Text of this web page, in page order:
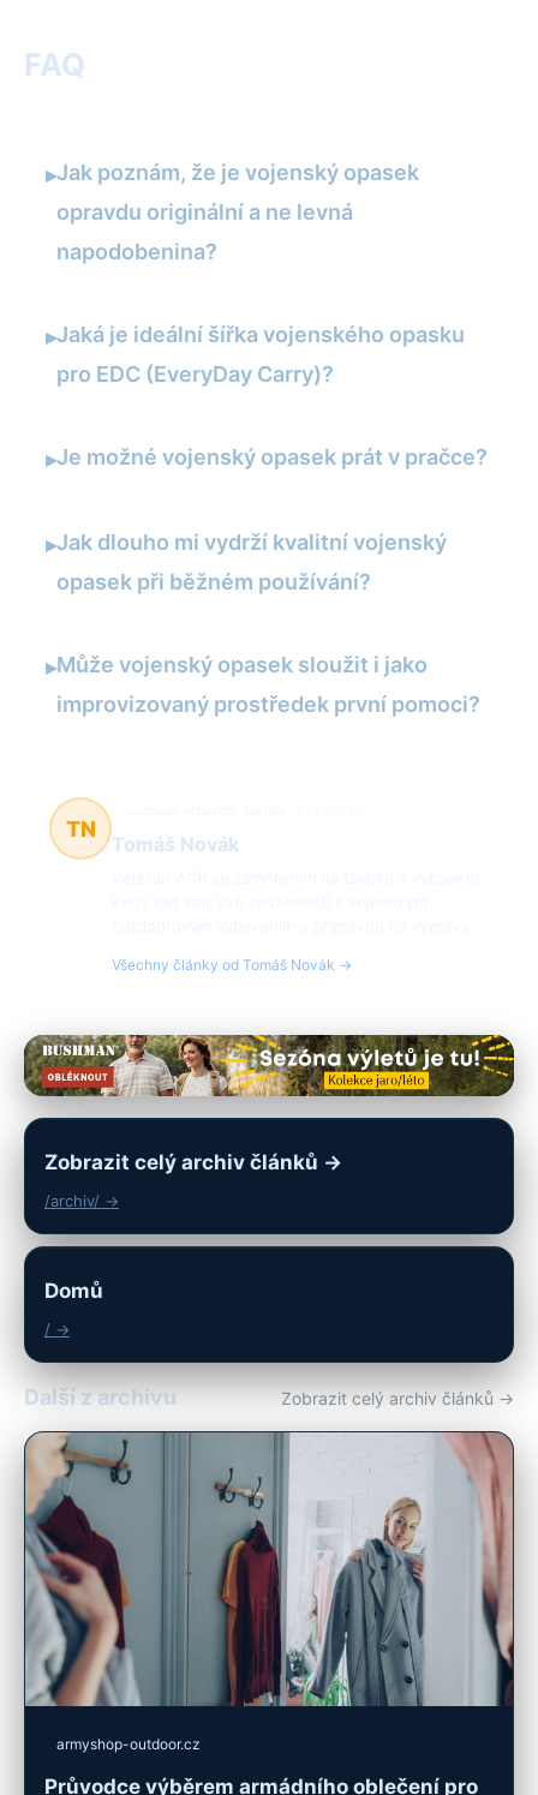
FAQ
▸Jak poznám, že je vojenský opasek
opravdu originální a ne levná
napodobenina?
▸Jaká je ideální šířka vojenského opasku
pro EDC (EveryDay Carry)?
▸Je možné vojenský opasek prát v pračce?
▸Jak dlouho mi vydrží kvalitní vojenský
opasek při běžném používání?
▸Může vojenský opasek sloužit i jako
improvizovaný prostředek první pomoci?
TN
Tomáš Novák
Všechny články od Tomáš Novák →
Zobrazit celý archiv článků →
/archiv/ →
Domů
/ →
Další z archivu Zobrazit celý archiv článků →
armyshop-outdoor.cz
Průvodce výběrem armádního oblečení pro